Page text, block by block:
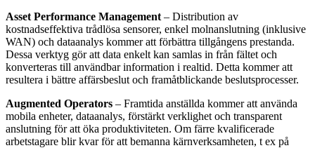
Asset Performance Management – Distribution av
kostnadseffektiva trådlösa sensorer, enkel molnanslutning (inklusive
WAN) och dataanalys kommer att förbättra tillgångens prestanda.
Dessa verktyg gör att data enkelt kan samlas in från fältet och
konverteras till användbar information i realtid. Detta kommer att
resultera i bättre affärsbeslut och framåtblickande beslutsprocesser.
Augmented Operators – Framtida anställda kommer att använda
mobila enheter, dataanalys, förstärkt verklighet och transparent
anslutning för att öka produktiviteten. Om färre kvalificerade
arbetstagare blir kvar för att bemanna kärnverksamheten, t ex på